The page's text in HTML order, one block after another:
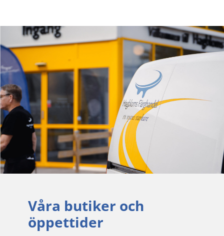
Våra butiker och
öppettider